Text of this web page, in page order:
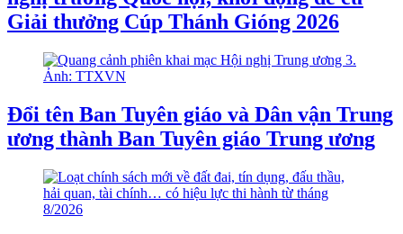
Giải thưởng Cúp Thánh Gióng 2026
Đổi tên Ban Tuyên giáo và Dân vận Trung
ương thành Ban Tuyên giáo Trung ương